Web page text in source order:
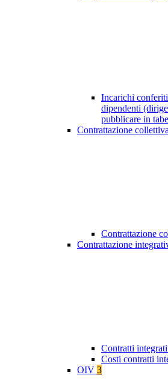
Incarichi
dipendenti
pubblicare in
Contrattazione collettiva
Contrattazione
Contrattazione
Contratti
Costi contratti
OIV 3